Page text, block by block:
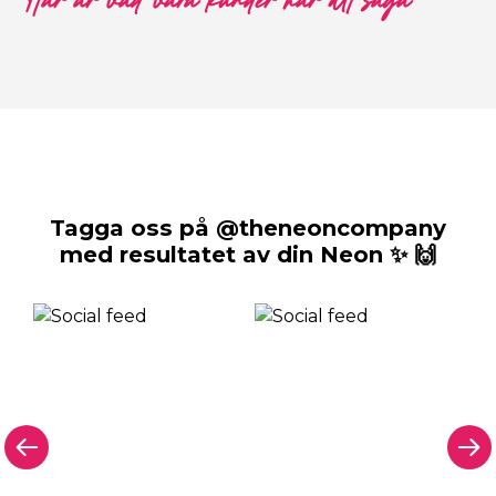
Tagga oss på @theneoncompany
med resultatet av din Neon ✨ 🙌